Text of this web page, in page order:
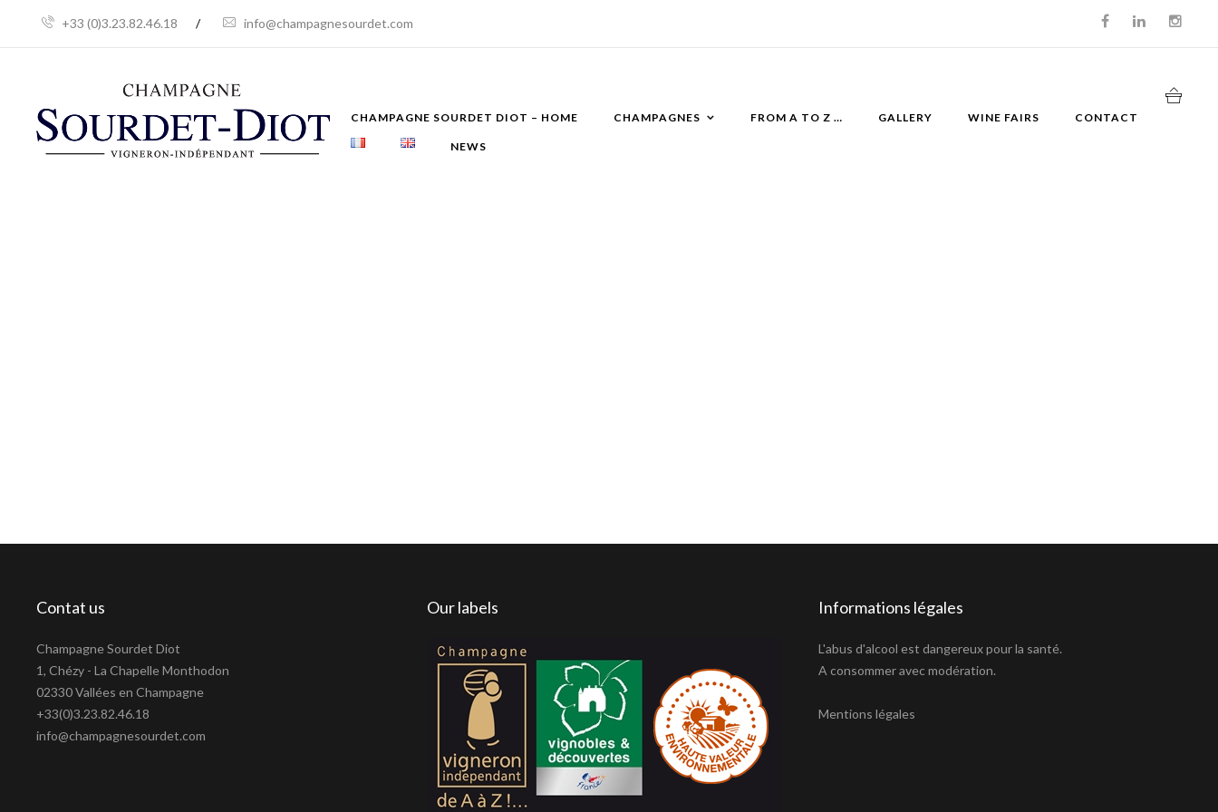
+33 (0)3.23.82.46.18 / info@champagnesourdet.com
CHAMPAGNE SOURDET DIOT – HOME CHAMPAGNES FROM A TO Z … GALLERY WINE FAIRS CONTACT
NEWS
Contat us
Champagne Sourdet Diot
1, Chézy - La Chapelle Monthodon
02330 Vallées en Champagne
+33(0)3.23.82.46.18
info@champagnesourdet.com
Our labels Informations légales
L'abus d'alcool est dangereux pour la santé.
A consommer avec modération.
Mentions légales